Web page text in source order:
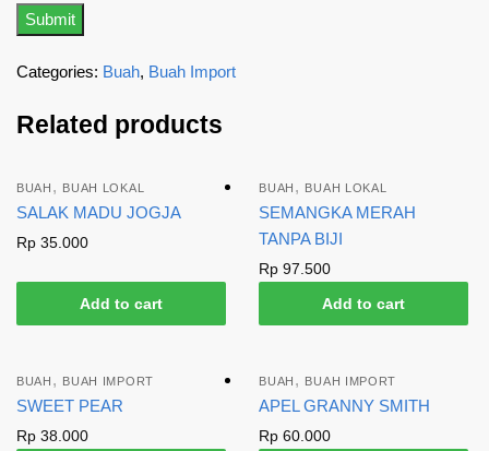
Categories: Buah, Buah Import
Related products
BUAH , BUAH LOKAL
SALAK MADU JOGJA
Rp 35.000
Add to cart
BUAH , BUAH LOKAL
SEMANGKA MERAH
TANPA BIJI
Rp 97.500
Add to cart
BUAH , BUAH IMPORT
SWEET PEAR
Rp 38.000
BUAH , BUAH IMPORT
APEL GRANNY SMITH
Rp 60.000